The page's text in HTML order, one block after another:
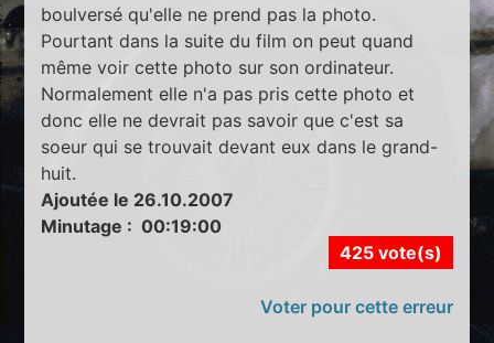
boulversé qu'elle ne prend pas la photo.
Pourtant dans la suite du film on peut quand
même voir cette photo sur son ordinateur.
Normalement elle n'a pas pris cette photo et
donc elle ne devrait pas savoir que c'est sa
soeur qui se trouvait devant eux dans le grand-
huit.
Ajoutée le 26.10.2007
Minutage : 00:19:00
425 vote(s)
Voter pour cette erreur